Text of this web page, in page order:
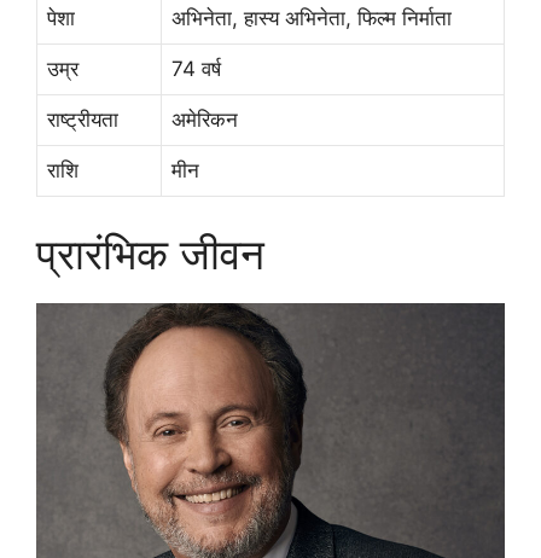
पेशा अभिनेता, हास्य अभिनेता, फिल्म निर्माता
उम्र 74 वर्ष
राष्ट्रीयता अमेरिकन
राशि मीन
प्रारंभिक जीवन